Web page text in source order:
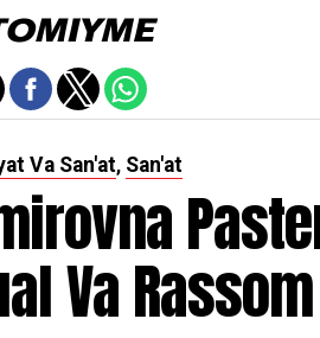
Va San'at, San'at
Va Rassom